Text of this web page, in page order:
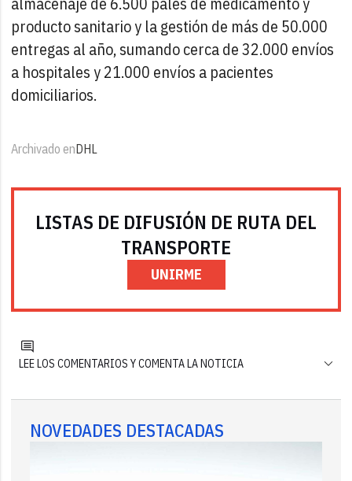
producto sanitario y la gestión de más de 50.000
entregas al año, sumando cerca de 32.000 envíos
a hospitales y 21.000 envíos a pacientes
domiciliarios.
Archivado enDHL
LISTAS DE DIFUSIÓN DE RUTA DEL
TRANSPORTE
UNIRME
LEE LOS COMENTARIOS Y COMENTA LA NOTICIA
NOVEDADES DESTACADAS